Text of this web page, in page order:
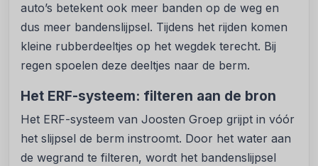
auto’s betekent ook meer banden op de weg en
dus meer bandenslijpsel. Tijdens het rijden komen
kleine rubberdeeltjes op het wegdek terecht. Bij
regen spoelen deze deeltjes naar de berm.
Het ERF-systeem: filteren aan de bron
Het ERF-systeem van Joosten Groep grijpt in vóór
het slijpsel de berm instroomt. Door het water aan
de wegrand te filteren, wordt het bandenslijpsel